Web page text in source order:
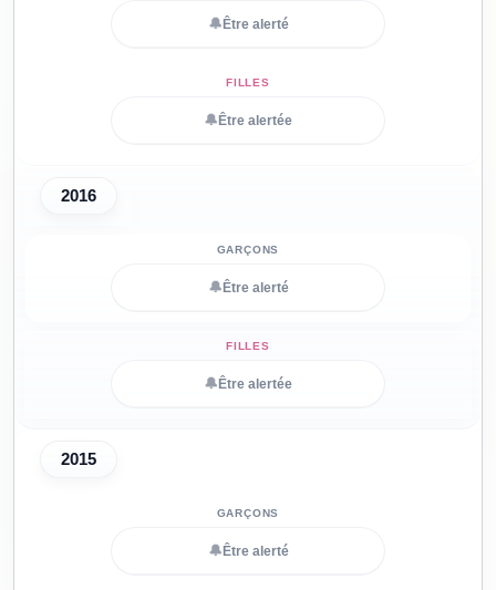
🔔 Être alerté
🔔 Être alertée
2016
🔔 Être alerté
🔔 Être alertée
2015
🔔 Être alerté